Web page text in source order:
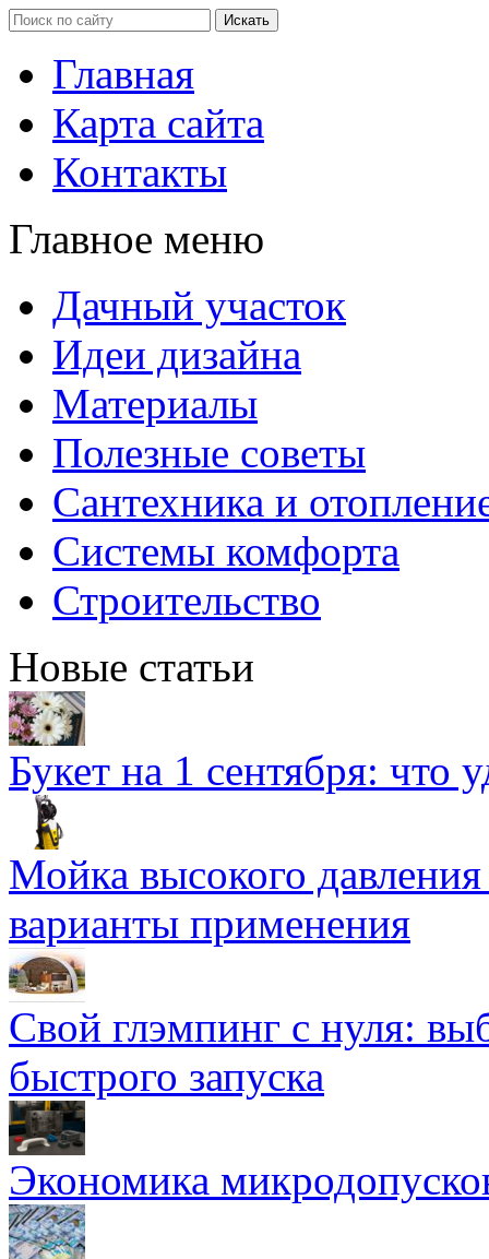
Главная
Карта сайта
Контакты
Главное меню
Дачный участок
Идеи дизайна
Материалы
Полезные советы
Сантехника и
Системы комфорта
Строительство
Новые статьи
Букет на 1 сентября: что
Мойка высокого
варианты применения
Свой глэмпинг с нуля:
быстрого запуска
Экономика